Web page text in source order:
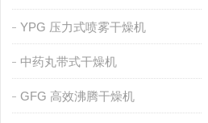
YPG 压力式喷雾干燥机
中药丸带式干燥机
GFG 高效沸腾干燥机